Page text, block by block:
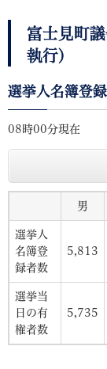
富士見町
執行)
選挙人名簿登
08時00分現在
男
選挙人
名簿登
録者数
5,813
選挙当
日の有
権者数
5,735